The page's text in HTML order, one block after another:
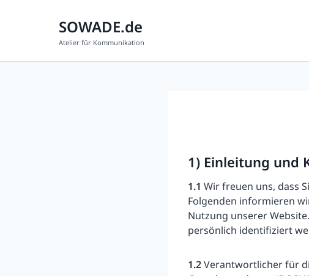
SOWADE.de
Atelier für Kommunikation
1) Einleitung und
1.1 Wir freuen uns, dass
Folgenden informieren
Nutzung unserer
persönlich identifiziert
1.2Verantwortlicher für